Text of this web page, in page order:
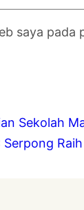
saya
Sekolah
Serpong